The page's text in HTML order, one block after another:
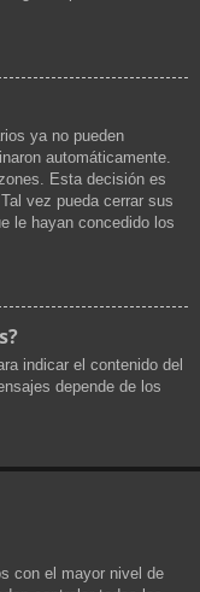
ya no pueden
automáticamente.
Esta decisión es
vez pueda cerrar sus
le hayan concedido los
indicar el contenido del
depende de los
con el mayor nivel de